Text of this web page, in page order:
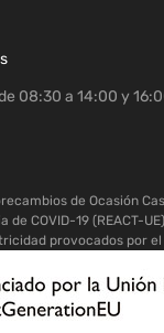
08:30 a 14:00 y
de Ocasión
de COVID-19
provocados por